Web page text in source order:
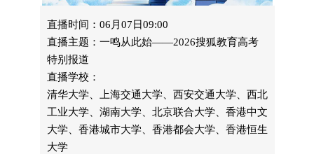
直播时间：06月07日09:00
直播主题：一鸣从此始——2026搜狐教育高考
特别报道
直播学校：
清华大学、上海交通大学、西安交通大学、西北
工业大学、湖南大学、北京联合大学、香港中文
大学、香港城市大学、香港都会大学、香港恒生
大学